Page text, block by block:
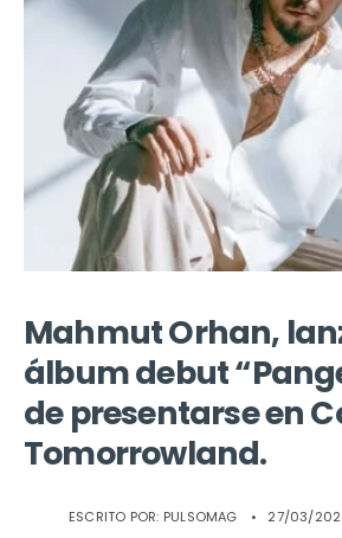
Mahmut Orhan,
álbum debut
de presentarse en
Tomorrowland.
ESCRITO POR: PULSOMAG • 27/03/